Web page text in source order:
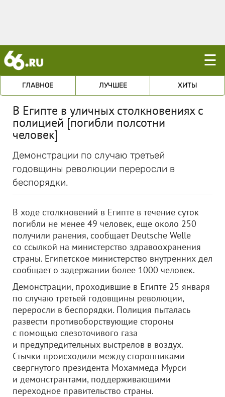
☰
ГЛАВНОЕ ЛУЧШЕЕ ХИТЫ
В Египте в уличных столкновениях с
полицией [погибли полсотни
человек]
Демонстрации по случаю третьей
годовщины революции переросли в
беспорядки.
В ходе столкновений в Египте в течение суток
погибли не менее 49 человек, еще около 250
получили ранения, сообщает Deutsche Welle
со ссылкой на министерство здравоохранения
страны. Египетское министерство внутренних дел
сообщает о задержании более 1000 человек.
Демонстрации, проходившие в Египте 25 января
по случаю третьей годовщины революции,
переросли в беспорядки. Полиция пыталась
развести противоборствующие стороны
с помощью слезоточивого газа
и предупредительных выстрелов в воздух.
Стычки происходили между сторонниками
свергнутого президента Мохаммеда Мурси
и демонстрантами, поддерживающими
переходное правительство страны.